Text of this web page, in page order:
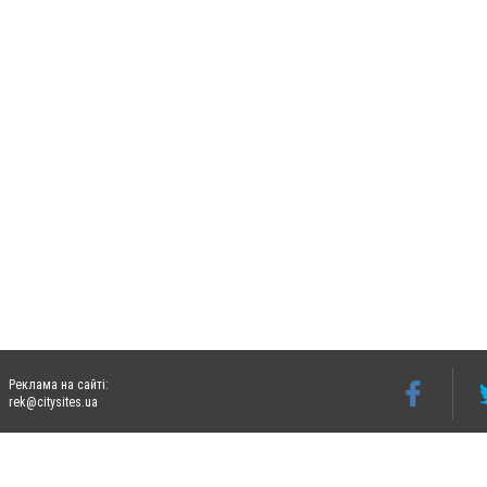
Реклама на сайті:
rek@citysites.ua